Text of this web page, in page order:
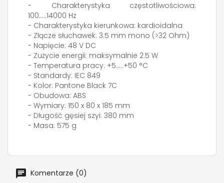
- Charakterystyka częstotliwościowa:
100.....14000 Hz
- Charakterystyka kierunkowa: kardioidalna
- Złącze słuchawek: 3.5 mm mono (>32 Ohm)
- Napięcie: 48 V DC
- Zużycie energii: maksymalnie 2.5 W
- Temperatura pracy: +5.....+50 °C
- Standardy: IEC 849
- Kolor: Pantone Black 7C
- Obudowa: ABS
- Wymiary: 150 x 80 x 185 mm
- Długość gęsiej szyi: 380 mm
- Masa: 575 g
Komentarze (0)